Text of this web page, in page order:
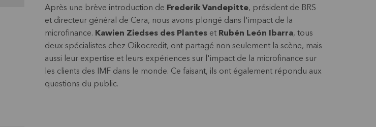
Après une brève introduction de Frederik Vandepitte, président de BRS
et directeur général de Cera, nous avons plongé dans l'impact de la
microfinance. Kawien Ziedses des Plantes et Rubén León Ibarra, tous
deux spécialistes chez Oikocredit, ont partagé non seulement la scène, mais
aussi leur expertise et leurs expériences sur l'impact de la microfinance sur
les clients des IMF dans le monde. Ce faisant, ils ont également répondu aux
questions du public.